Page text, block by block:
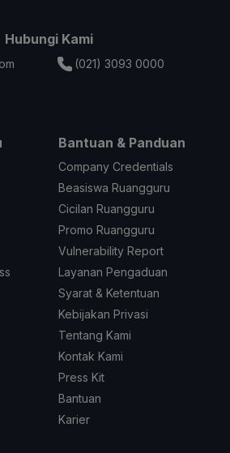
Hubungi Kami
(021) 3093 0000
Bantuan & Panduan
Company Credentials
Beasiswa Ruangguru
Cicilan Ruangguru
Promo Ruangguru
Vulnerability Report
Layanan Pengaduan
Syarat & Ketentuan
Kebijakan Privasi
Tentang Kami
Kontak Kami
Press Kit
Bantuan
Karier